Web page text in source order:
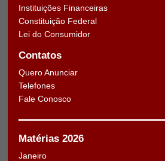
Instituições Financeiras
Constituição Federal
Lei do Consumidor
Contatos
Quero Anunciar
Telefones
Fale Conosco
Matérias 2026
Janeiro